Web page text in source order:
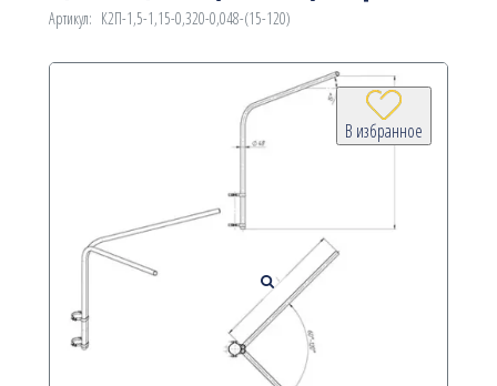
Артикул: К2П-1,5-1,15-0,320-0,048-(15-120)
В избранное